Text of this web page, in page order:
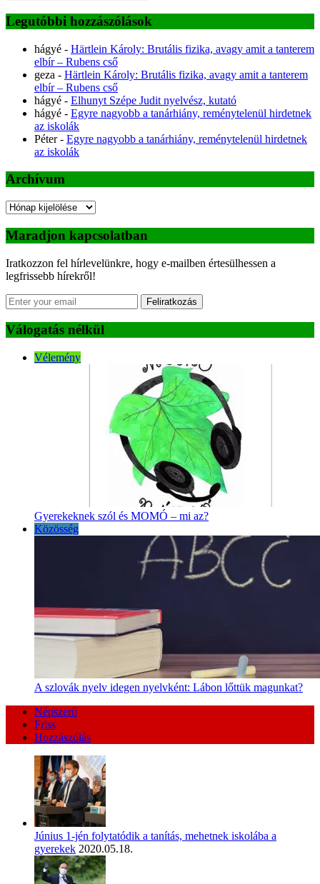
Legutóbbi hozzászólások
hágyé - Härtlein Károly: Brutális fizika, avagy amit a tanterem
elbír – Rubens cső
geza - Härtlein Károly: Brutális fizika, avagy amit a tanterem
elbír – Rubens cső
hágyé - Elhunyt Szépe Judit nyelvész, kutató
hágyé - Egyre nagyobb a tanárhiány, reménytelenül hirdetnek
az iskolák
Péter- Egyre nagyobb a tanárhiány, reménytelenül hirdetnek
az iskolák
Archívum
Archívum
Maradjon kapcsolatban
Iratkozzon fel hírlevelünkre, hogy e-mailben értesülhessen a
legfrissebb hírekről!
Feliratkozás
Válogatás nélkül
Vélemény
Gyerekeknek szól és MOMÓ – mi az?
Közösség
A szlovák nyelv idegen nyelvként: Lábon lőttük magunkat?
Népszerű
Friss
Hozzászólás
Június 1-jén folytatódik a tanítás, mehetnek iskolába a
gyerekek 2020.05.18.